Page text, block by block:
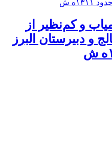
و کم‌نظیر از
و دبيرستان البرز